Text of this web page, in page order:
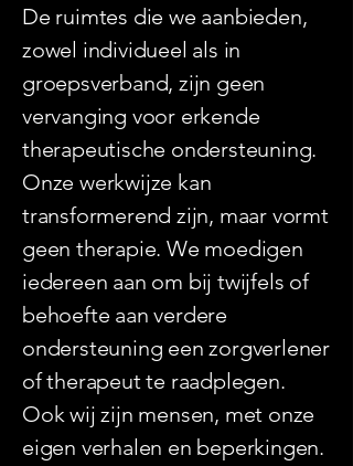
De ruimtes die we aanbieden,
zowel individueel als in
groepsverband, zijn geen
vervanging voor erkende
therapeutische ondersteuning.
Onze werkwijze kan
transformerend zijn, maar vormt
geen therapie. We moedigen
iedereen aan om bij twijfels of
behoefte aan verdere
ondersteuning een zorgverlener
of therapeut te raadplegen.
Ook wij zijn mensen, met onze
eigen verhalen en beperkingen.